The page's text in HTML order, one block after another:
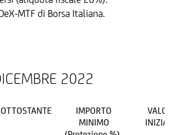
MTF di Borsa Italiana.
2022
IMPORTO
MINIMO